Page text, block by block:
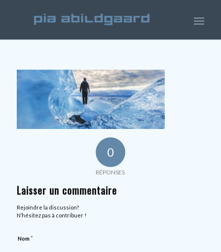
0
RÉPONSES
Laisser un commentaire
Rejoindre la discussion?
N’hésitez pas à contribuer !
Nom*